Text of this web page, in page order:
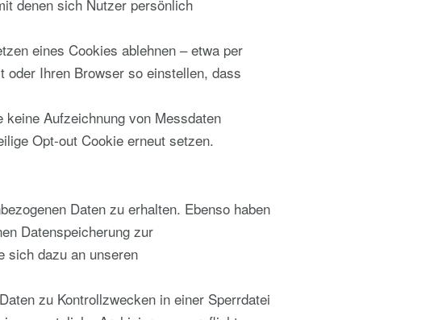
denen sich Nutzer persönlich
eines Cookies ablehnen – etwa per
Ihren Browser so einstellen, dass
Aufzeichnung von Messdaten
Opt-out Cookie erneut setzen.
Daten zu erhalten. Ebenso haben
Datenspeicherung zur
sich dazu an unseren
zu Kontrollzwecken in einer Sperrdatei